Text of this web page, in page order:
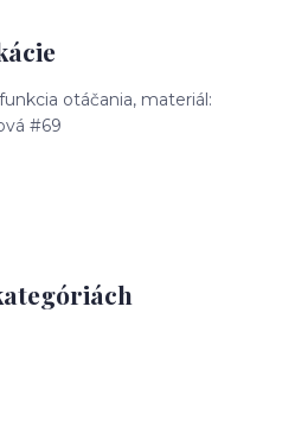
otáčania, materiál:
#69